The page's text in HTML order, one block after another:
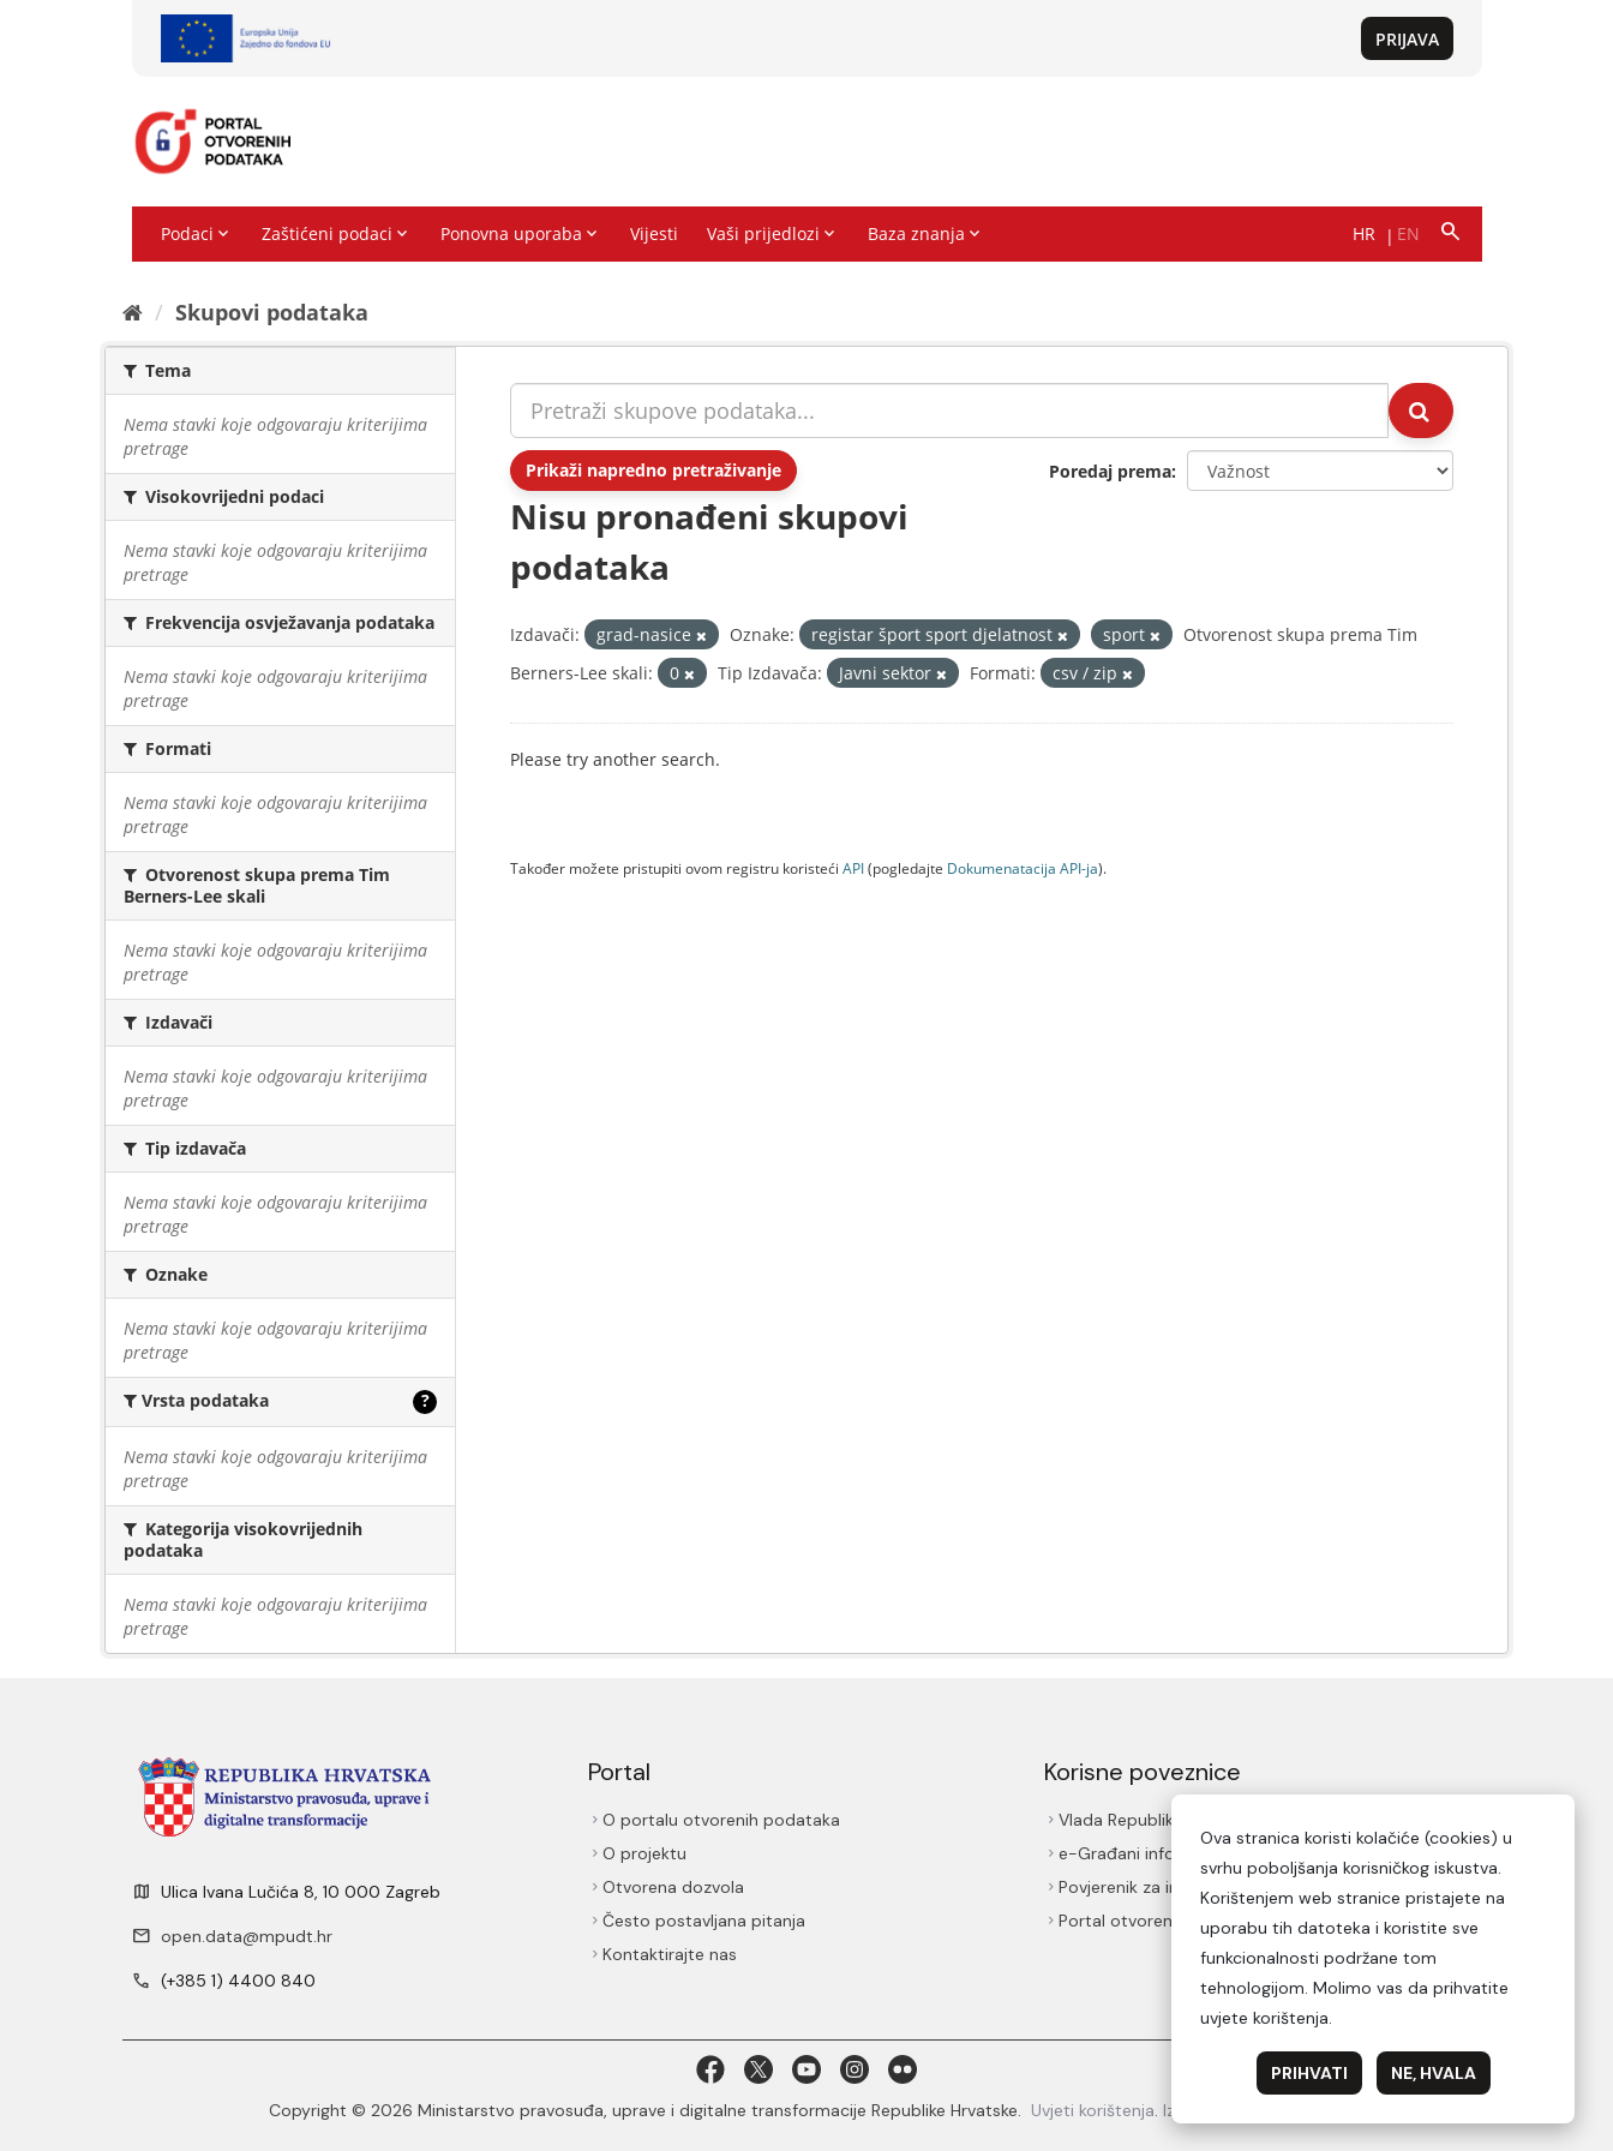
Skupovi podаtаkа
Tema
Nema stavki koje odgovaraju kriterijima
pretrage
Visokovrijedni podaci
Nema stavki koje odgovaraju kriterijima
pretrage
Frekvencija osvježavanja podataka
Nema stavki koje odgovaraju kriterijima
pretrage
Formati
Nema stavki koje odgovaraju kriterijima
pretrage
Otvorenost skupa prema Tim
Berners-Lee skali
Nema stavki koje odgovaraju kriterijima
pretrage
Izdavači
Nema stavki koje odgovaraju kriterijima
pretrage
Tip izdavača
Nema stavki koje odgovaraju kriterijima
pretrage
Oznake
Nema stavki koje odgovaraju kriterijima
pretrage
Vrsta podataka ?
Nema stavki koje odgovaraju kriterijima
pretrage
Kategorija visokovrijednih
podataka
Nema stavki koje odgovaraju kriterijima
pretrage
Prikaži napredno pretraživanje Poredaj prema
Nisu pronađeni skupovi
podataka
Izdavači: grad-nasice Oznake: registar šport sport djelatnost sport
Otvorenost skupa prema Tim
Berners-Lee skali:
0 Tip Izdavača: Javni sektor Formati: csv / zip
Please try another search.
Također možete pristupiti ovom registru koristeći API(pogledajte Dokumenаtаcijа API-jа).